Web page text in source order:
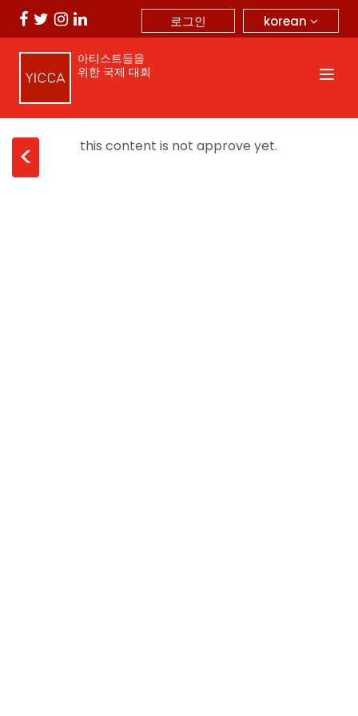
korean
로그인
아티스트들을
위한 국제 대회
< this content is not approve yet.